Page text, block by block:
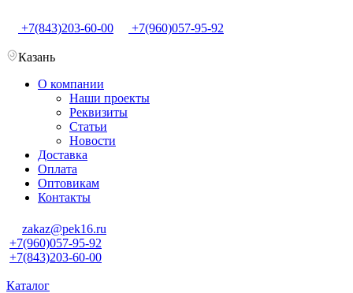
+7(843)203-60-00 +7(960)057-95-92
Казань
О компании
Наши проекты
Реквизиты
Статьи
Новости
Доставка
Оплата
Оптовикам
Контакты
zakaz@pek16.ru
+7(960)057-95-92
+7(843)203-60-00
Каталог